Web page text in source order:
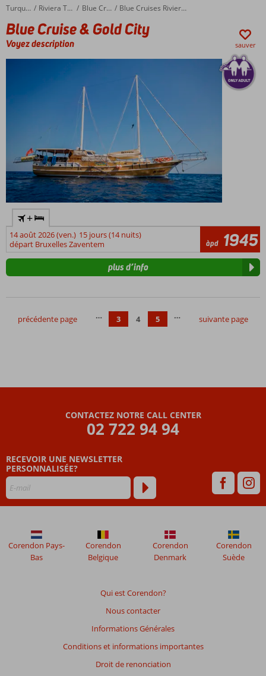
Accueil Turquie Riviera Turque Blue Cruises Blue Cruises Riviera Turque
Blue Cruise & Gold City
Blue Cruise & Gold City
Voyez description sauver
+
14 août 2026 (ven.) 15 jours (14 nuits)
départ Bruxelles Zaventem
àpd 1945
plus d’info
précédente page … 3 4 5 … suivante page
CONTACTEZ NOTRE CALL CENTER
02 722 94 94
RECEVOIR UNE NEWSLETTER
PERSONNALISÉE?
Qui est Corendon?
Nous contacter
Informations Générales
Conditions et informations importantes
Droit de renonciation
Corendon Pays-
Bas
Corendon
Belgique
Corendon
Denmark
Corendon
Suède